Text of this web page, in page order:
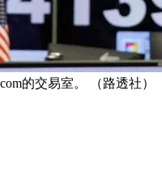
的交易室。 （路透社）